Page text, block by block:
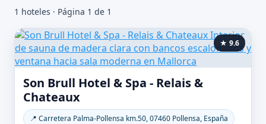
1 hoteles · Página 1 de 1
★ 9.6
Son Brull Hotel & Spa - Relais &
Chateaux
📍 Carretera Palma-Pollensa km.50, 07460 Pollensa, España